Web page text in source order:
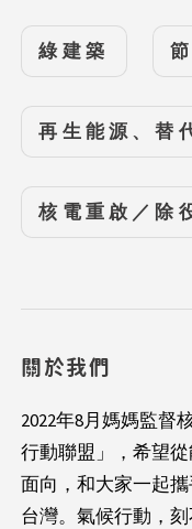
綠建築
再生能源、替
核電重啟／除
關於我們
2022年8月媽媽監督
行動聯盟」，希望
面向，和大家一起
台灣。氣候行動，刻